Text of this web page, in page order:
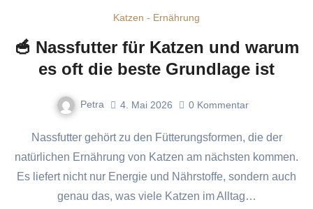
Katzen - Ernährung
🥣 Nassfutter für Katzen und warum
es oft die beste Grundlage ist
Petra 4. Mai 2026 0 Kommentar
Nassfutter gehört zu den Fütterungsformen, die der
natürlichen Ernährung von Katzen am nächsten kommen.
Es liefert nicht nur Energie und Nährstoffe, sondern auch
genau das, was viele Katzen im Alltag…